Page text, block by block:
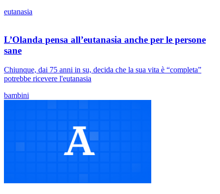
eutanasia
L’Olanda pensa all’eutanasia anche per le persone
sane
Chiunque, dai 75 anni in su, decida che la sua vita è “completa”
potrebbe ricevere l'eutanasia
bambini